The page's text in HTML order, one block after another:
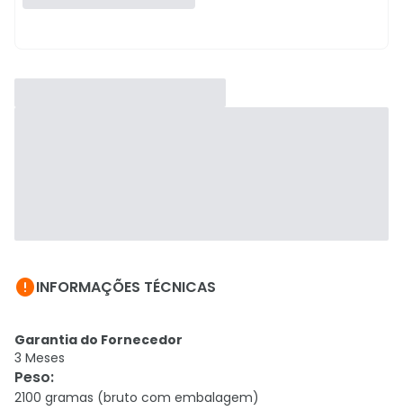
INFORMAÇÕES TÉCNICAS
Garantia do Fornecedor
3 Meses
Peso:
2100 gramas (bruto com embalagem)